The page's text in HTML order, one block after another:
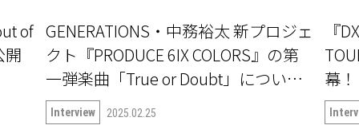
of
開
GENERATIONS・中務裕太 新プロジェ
クト『PRODUCE 6IX COLORS』の第
一弾楽曲「True or Doubt」について
語る
Interview 2025.02.25
『